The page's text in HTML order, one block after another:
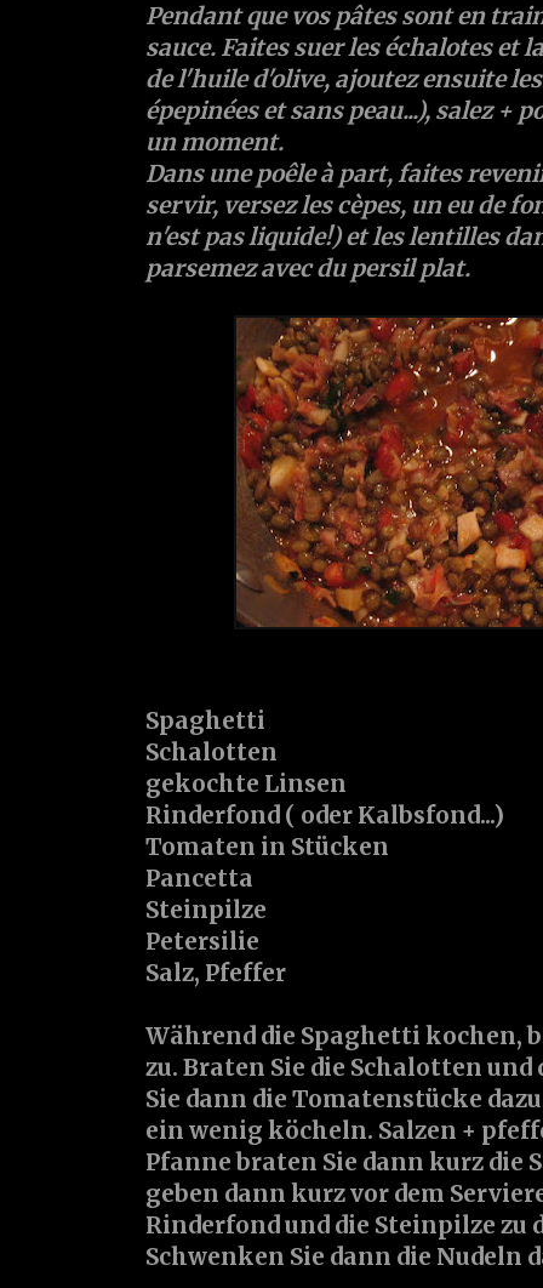
Pendant que vos pâtes sont en
sauce. Faites suer les échalotes et
de l'huile d'olive, ajoutez ensuite
épepinées et sans peau...), salez +
un moment.
Dans une poêle à part, faites
servir, versez les cèpes, un eu de
n'est pas liquide!) et les lentilles
parsemez avec du persil plat.
Spaghetti
Schalotten
gekochte Linsen
Rinderfond ( oder Kalbsfond...)
Tomaten in Stücken
Pancetta
Steinpilze
Petersilie
Salz, Pfeffer
Während die Spaghetti kochen,
zu. Braten Sie die Schalotten und
Sie dann die Tomatenstücke
ein wenig köcheln. Salzen +
Pfanne braten Sie dann kurz die
geben dann kurz vor dem
Rinderfond und die Steinpilze zu
Schwenken Sie dann die Nudeln